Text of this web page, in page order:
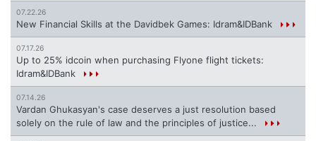
07.22.26
New Financial Skills at the Davidbek Games: Idram&IDBank
07.17.26
Up to 25% idcoin when purchasing Flyone flight tickets:
Idram&IDBank
07.14.26
Vardan Ghukasyan's case deserves a just resolution based
solely on the rule of law and the principles of justice...